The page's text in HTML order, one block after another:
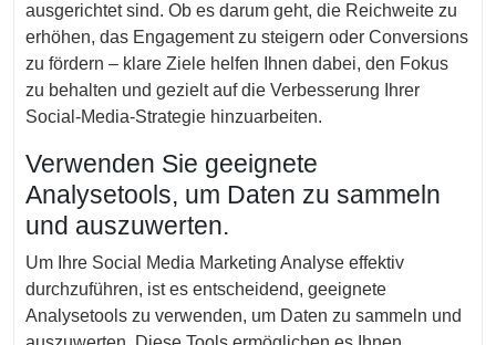
ausgerichtet sind. Ob es darum geht, die Reichweite zu
erhöhen, das Engagement zu steigern oder Conversions
zu fördern – klare Ziele helfen Ihnen dabei, den Fokus
zu behalten und gezielt auf die Verbesserung Ihrer
Social-Media-Strategie hinzuarbeiten.
Verwenden Sie geeignete
Analysetools, um Daten zu sammeln
und auszuwerten.
Um Ihre Social Media Marketing Analyse effektiv
durchzuführen, ist es entscheidend, geeignete
Analysetools zu verwenden, um Daten zu sammeln und